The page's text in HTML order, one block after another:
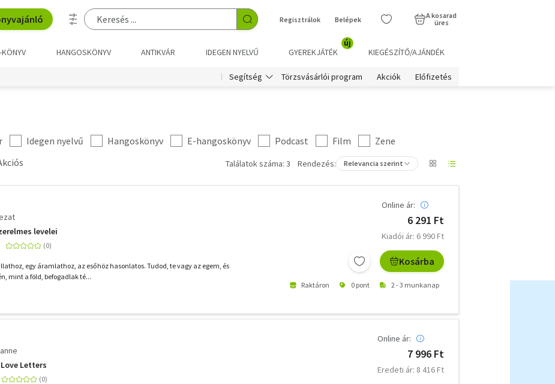
Regisztrálok Belépek
A kosarad
üres
KÖNYV HANGOSKÖNYV ANTIKVÁR IDEGEN NYELVŰ GYEREKJÁTÉK
új
KIEGÉSZÍTŐ/AJÁNDÉK
Segítség Törzsvásárlói program Akciók Előfizetés
Idegen nyelvű Hangoskönyv E-hangoskönyv Podcast Film
Zene
Találatok száma: 3 Rendezés: Relevancia szerint
levelei
egy áramlathoz, az esőhöz hasonlatos. Tudod, te vagy az egem, és
mint a föld, befogadlak té...
Online ár:
6 291 Ft
Kiadói ár: 6 990 Ft
Kosárba
Raktáron 0 pont 2 - 3 munkanap
Letters
Online ár:
7 996 Ft
Eredeti ár: 8 416 Ft